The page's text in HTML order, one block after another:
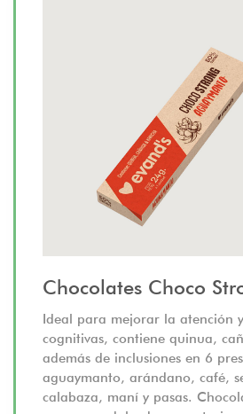
Chocolates Choco
Ideal para mejorar la atención
cognitivas, contiene quinua,
además de inclusiones en 6
aguaymanto, arándano, café,
calabaza, maní y pasas.